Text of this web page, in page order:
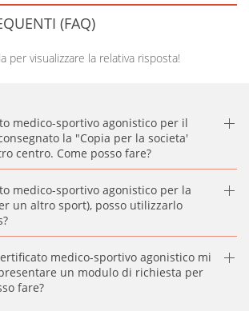
(FAQ)
per visualizzare la relativa risposta!
medico-sportivo agonistico per il
la "Copia per la societa'
centro. Come posso fare?
medico-sportivo agonistico per la
un altro sport), posso utilizzarlo
medico-sportivo agonistico mi
un modulo di richiesta per
fare?